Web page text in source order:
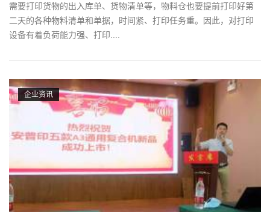
需要打印货物的出入库单、货物清单等，物料仓也要提前打印好第
二天的各种物料清单和单据，时间紧、打印任务重。因此，对打印
设备有着负荷能力强、打印....
企业资讯